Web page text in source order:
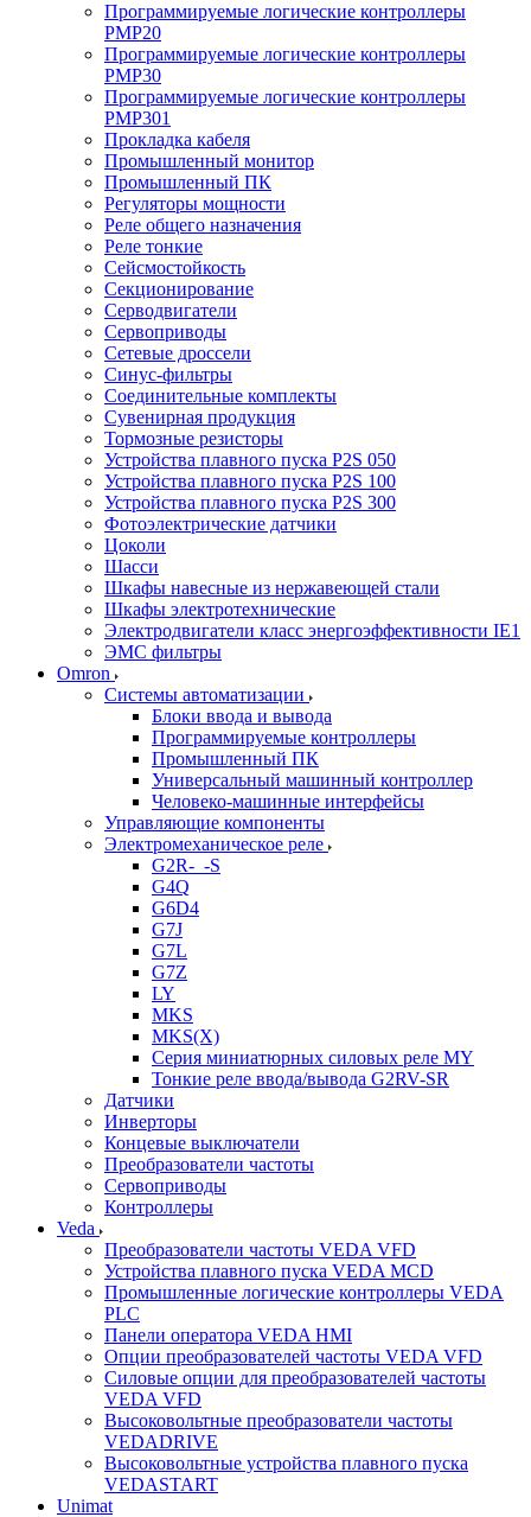
Программируемые логические контроллеры
PMP20
Программируемые логические контроллеры
PMP30
Программируемые логические контроллеры
PMP301
Прокладка кабеля
Промышленный монитор
Промышленный ПК
Регуляторы мощности
Реле общего назначения
Реле тонкие
Сейсмостойкость
Секционирование
Серводвигатели
Сервоприводы
Сетевые дроссели
Синус-фильтры
Соединительные комплекты
Сувенирная продукция
Тормозные резисторы
Устройства плавного пуска P2S 050
Устройства плавного пуска P2S 100
Устройства плавного пуска P2S 300
Фотоэлектрические датчики
Цоколи
Шасси
Шкафы навесные из нержавеющей стали
Шкафы электротехнические
Электродвигатели класс энергоэффективности IE1
ЭМС фильтры
Omron
Системы автоматизации
Блоки ввода и вывода
Программируемые контроллеры
Промышленный ПК
Универсальный машинный контроллер
Человеко-машинные интерфейсы
Управляющие компоненты
Электромеханическое реле
G2R-_-S
G4Q
G6D4
G7J
G7L
G7Z
LY
MKS
MKS(X)
Серия миниатюрных силовых реле MY
Тонкие реле ввода/вывода G2RV-SR
Датчики
Инверторы
Концевые выключатели
Преобразователи частоты
Сервоприводы
Контроллеры
Veda
Преобразователи частоты VEDA VFD
Устройства плавного пуска VEDA MCD
Промышленные логические контроллеры VEDA
PLC
Панели оператора VEDA HMI
Опции преобразователей частоты VEDA VFD
Силовые опции для преобразователей частоты
VEDA VFD
Высоковольтные преобразователи частоты
VEDADRIVE
Высоковольтные устройства плавного пуска
VEDASTART
Unimat